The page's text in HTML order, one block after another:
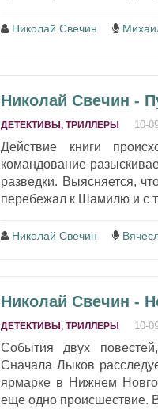
Николай Свечин
Николай Свечин -
ДЕТЕКТИВЫ, ТРИЛЛЕРЫ 10-
Действие книги
командование
разведки. Выясняется,
перебежал к Шамилю и с
Николай Свечин
Николай Свечин -
ДЕТЕКТИВЫ, ТРИЛЛЕРЫ 10-
События двух
Сначала Лыков
ярмарке в Нижнем
еще одно происшествие.